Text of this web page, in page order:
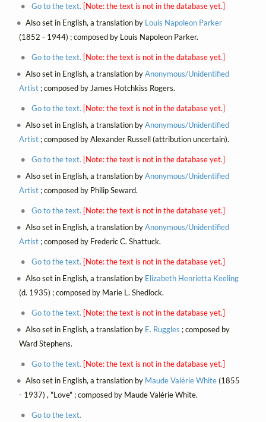
Go to the text. [Note: the text is not in the database yet.]
Also set in English, a translation by Louis Napoleon Parker
(1852 - 1944) ; composed by Louis Napoleon Parker.
Go to the text. [Note: the text is not in the database yet.]
Also set in English, a translation byAnonymous/Unidentified
Artist; composed by James Hotchkiss Rogers.
Go to the text. [Note: the text is not in the database yet.]
Also set in English, a translation byAnonymous/Unidentified
Artist; composed by Alexander Russell (attribution uncertain).
Go to the text. [Note: the text is not in the database yet.]
Also set in English, a translation byAnonymous/Unidentified
Artist; composed by Philip Seward.
Go to the text. [Note: the text is not in the database yet.]
Also set in English, a translation byAnonymous/Unidentified
Artist; composed by Frederic C. Shattuck.
Go to the text. [Note: the text is not in the database yet.]
Also set in English, a translation by Elizabeth Henrietta Keeling
(d. 1935) ; composed by Marie L. Shedlock.
Go to the text. [Note: the text is not in the database yet.]
Also set in English, a translation by E. Ruggles ; composed by
Ward Stephens.
Go to the text. [Note: the text is not in the database yet.]
Also set in English, a translation by Maude Valérie White(1855
- 1937) , "Love" ; composed by Maude Valérie White.
Go to the text.